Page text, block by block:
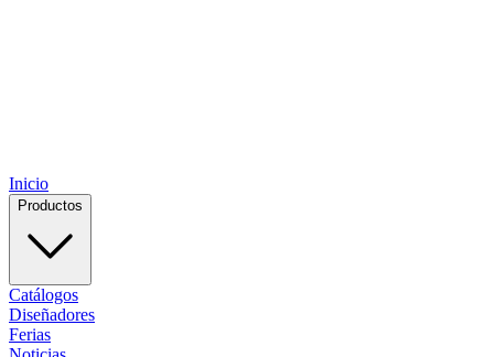
Inicio
Productos
Catálogos
Diseñadores
Ferias